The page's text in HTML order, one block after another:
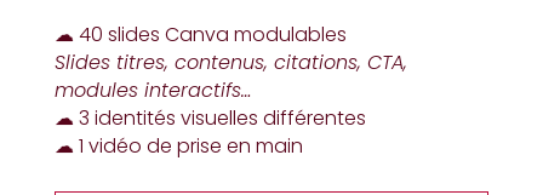
☁︎ 40 slides Canva modulables
Slides titres, contenus, citations, CTA,
modules interactifs…
☁︎ 3 identités visuelles différentes
☁︎ 1 vidéo de prise en main